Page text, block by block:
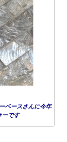
ベースさんに今年
ーです